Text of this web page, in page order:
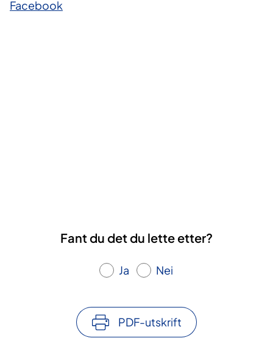
Facebook
Fant du det du lette etter?
Ja Nei
PDF-utskrift